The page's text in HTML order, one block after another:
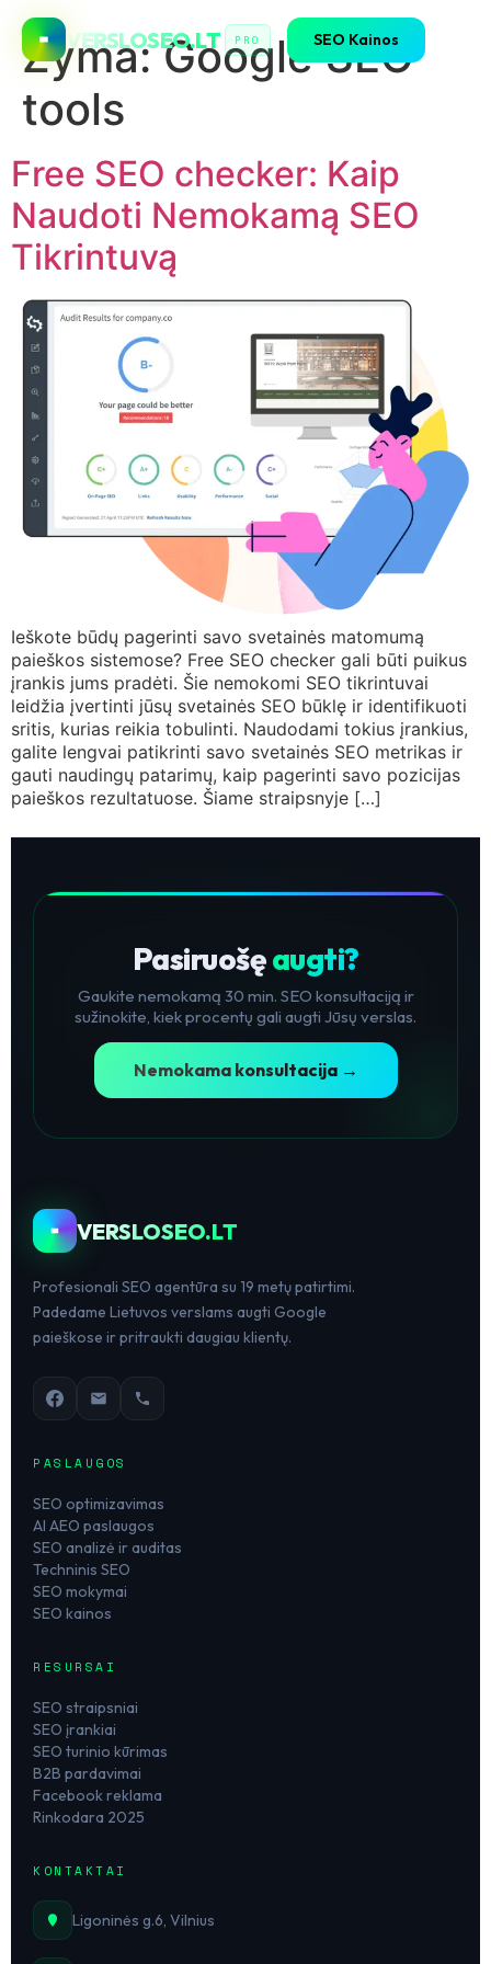
VERSLOSEO.LT PRO SEO Kainos
Žyma:Google SEO
tools
Free SEO checker: Kaip
Naudoti Nemokamą SEO
Tikrintuvą
Ieškote būdų pagerinti savo svetainės matomumą
paieškos sistemose? Free SEO checker gali būti puikus
įrankis jums pradėti. Šie nemokomi SEO tikrintuvai
leidžia įvertinti jūsų svetainės SEO būklę ir identifikuoti
sritis, kurias reikia tobulinti. Naudodami tokius įrankius,
galite lengvai patikrinti savo svetainės SEO metrikas ir
gauti naudingų patarimų, kaip pagerinti savo pozicijas
paieškos rezultatuose. Šiame straipsnyje […]
Pasiruošęaugti?
Gaukite nemokamą 30 min. SEO konsultaciją ir
sužinokite, kiek procentų gali augti Jūsų verslas.
Nemokama konsultacija →
VERSLOSEO.LT
Profesionali SEO agentūra su 19 metų patirtimi.
Padedame Lietuvos verslams augti Google
paieškose ir pritraukti daugiau klientų.
PASLAUGOS
SEO optimizavimas
AI AEO paslaugos
SEO analizė ir auditas
Techninis SEO
SEO mokymai
SEO kainos
RESURSAI
SEO straipsniai
SEO įrankiai
SEO turinio kūrimas
B2B pardavimai
Facebook reklama
Rinkodara 2025
KONTAKTAI
Ligoninės g.6, Vilnius